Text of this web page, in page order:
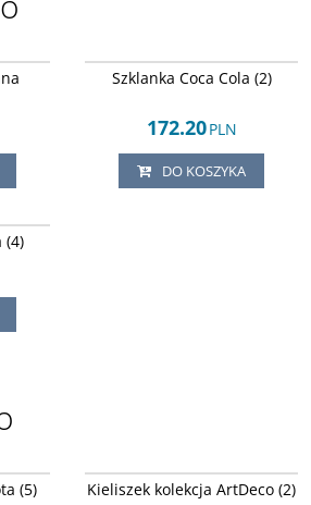
Szklanka Coca Cola (2)
172.20PLN
DO KOSZYKA
(4)
(5) Kieliszek kolekcja ArtDeco (2)